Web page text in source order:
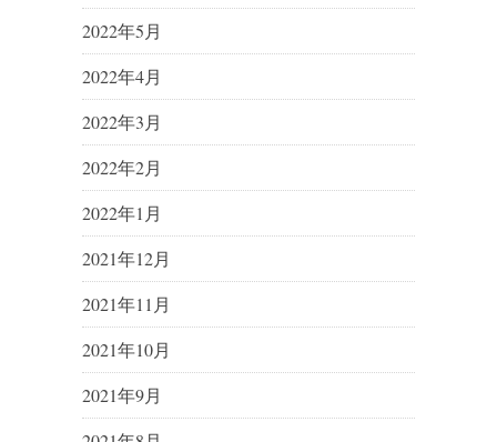
2022年5月
2022年4月
2022年3月
2022年2月
2022年1月
2021年12月
2021年11月
2021年10月
2021年9月